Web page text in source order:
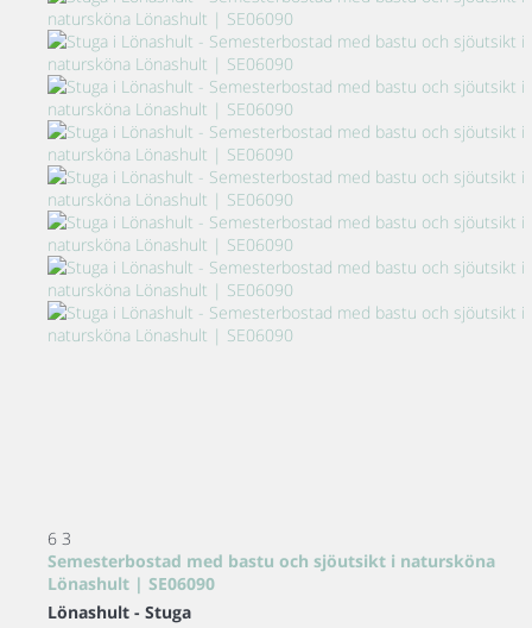
6 3
Semesterbostad med bastu och sjöutsikt i natursköna
Lönashult | SE06090
Lönashult - Stuga